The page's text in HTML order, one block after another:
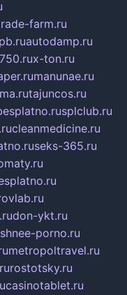
farm.ru
autodamp.ru
x-ton.ru
manunae.ru
tajuncos.ru
splclub.ru
cleanmedicine.ru
seks-365.ru
don-ykt.ru
porno.ru
metropoltravel.ru
rostotsky.ru
casinotablet.ru